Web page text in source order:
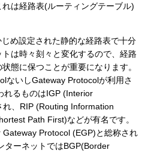
は経路表(ルーティングテーブル)
め設定された静的な経路表で十分
は時々刻々と変化するので、経路
態に保つことが重要になります。
ないしGateway Protocolが利用さ
れるものはIGP (Interior
、RIP (Routing Information
Path First)などが有名です。
Protocol (EGP)と総称され
ターネットではBGP(Border